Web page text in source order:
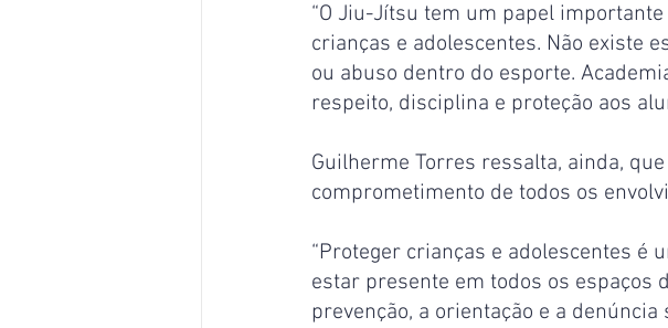
“O Jiu-Jítsu tem um papel
crianças e adolescentes. Não existe
ou abuso dentro do esporte.
respeito, disciplina e proteção aos
Guilherme Torres ressalta, ainda,
comprometimento de todos os
“Proteger crianças e adolescentes é
estar presente em todos os espaços
prevenção, a orientação e a